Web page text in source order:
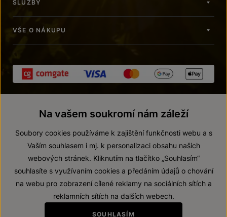
SLUŽBY
VŠE O NÁKUPU
© 2026 ZNOVÍN ZNOJMO, a. s.
Prohlášení o přístupnosti
Na vašem soukromí nám záleží
Soubory cookies používáme k zajištění funkčnosti webu a s
Vaším souhlasem i mj. k personalizaci obsahu našich
webových stránek. Kliknutím na tlačítko „Souhlasím“
souhlasíte s využívaním cookies a předáním údajů o chování
na webu pro zobrazení cílené reklamy na sociálních sítích a
reklamních sítích na dalších webech.
SOUHLASÍM